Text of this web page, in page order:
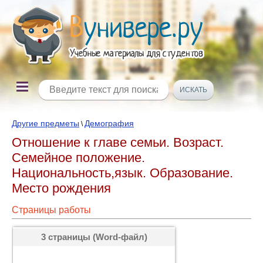
Другие предметы \ Демография
Отношение к главе семьи. Возраст.
Семейное положение.
Национальность,язык. Образование.
Место рождения
Страницы работы
3 страницы (Word-файл)